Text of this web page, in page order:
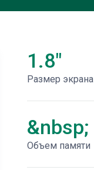
1.8"
Размер экрана
&nbsp;
Объем памяти